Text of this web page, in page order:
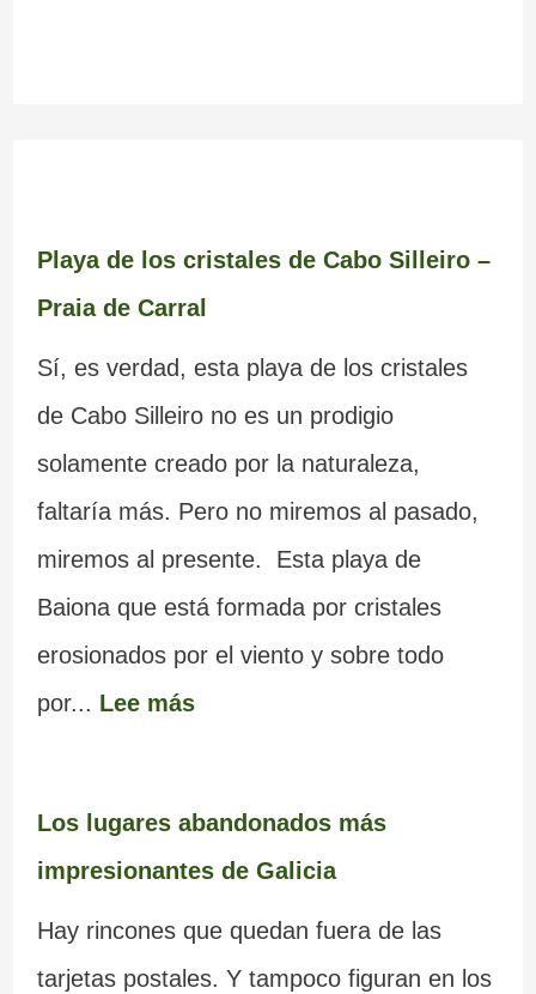
Playa de los cristales de Cabo Silleiro –
Praia de Carral
Sí, es verdad, esta playa de los cristales
de Cabo Silleiro no es un prodigio
solamente creado por la naturaleza,
faltaría más. Pero no miremos al pasado,
miremos al presente. Esta playa de
Baiona que está formada por cristales
erosionados por el viento y sobre todo
por... Lee más
Los lugares abandonados más
impresionantes de Galicia
Hay rincones que quedan fuera de las
tarjetas postales. Y tampoco figuran en los